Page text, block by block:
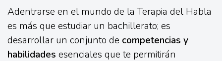
Adentrarse en el mundo de la Terapia del Habla
es más que estudiar un bachillerato; es
desarrollar un conjunto de competencias y
habilidades esenciales que te permitirán